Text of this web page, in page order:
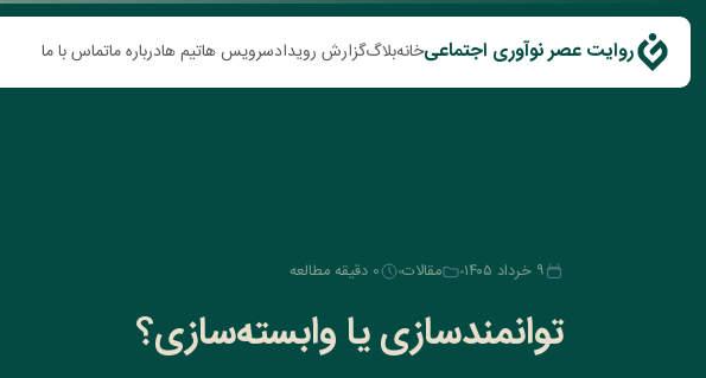
روايت عصر نوآوری اجتماعیخانهبلاگگزارش رویدادسرويس هاتيم هادرباره ماتماس با ما
۹ خرداد ۱۴۰۵ مقالات 0 دقیقه مطالعه
توانمندسازی یا وابسته‌سازی؟